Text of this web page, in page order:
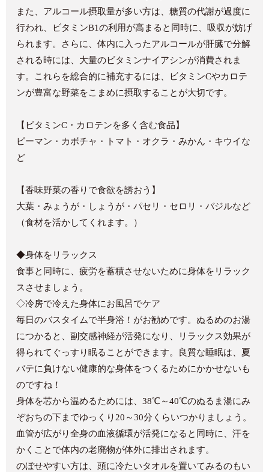
また、アルコール摂取量が多い方は、糖質の代謝が過度に
行われ、ビタミンB1の利用が高まると同時に、吸収が妨げ
られます。さらに、体内に入ったアルコールが肝臓で分解
される時には、大量のビタミンナイアシンが消費されま
す。これらを総合的に補充するには、ビタミンCやカロテ
ンが豊富な野菜をこまめに摂取することが大切です。
【ビタミンC・カロテンを多く含む食品】
ピーマン・カボチャ・トマト・オクラ・みかん・キウイな
ど
【香味野菜の香りで食欲を誘おう】
大葉・みょうが・しょうが・パセリ・セロリ・バジルなど
（食材を活かしてくれます。）
◆身体をリラックス
食事と同時に、疲労を蓄積させないために身体をリラック
スさせましょう。
◇冷房で冷えた身体にお風呂でケア
毎日のバスタイムで半身浴！がお勧めです。ぬるめのお湯
につかると、副交感神経が活発になり、リラックス効果が
得られてぐっすり眠ることができます。良質な睡眠は、夏
バテに負けない健康的な身体をつくるためにかかせないも
のですね！
身体を芯から温めるためには、38℃～40℃のぬるま湯にみ
ぞおちの下までゆっくり20～30分くらいつかりましょう。
血管が広がり全身の血液循環が活発になると同時に、汗を
かくことで体内の老廃物が体外に排出されます。
のぼせやすい方は、頭に冷たいタオルを置いてみるのもい